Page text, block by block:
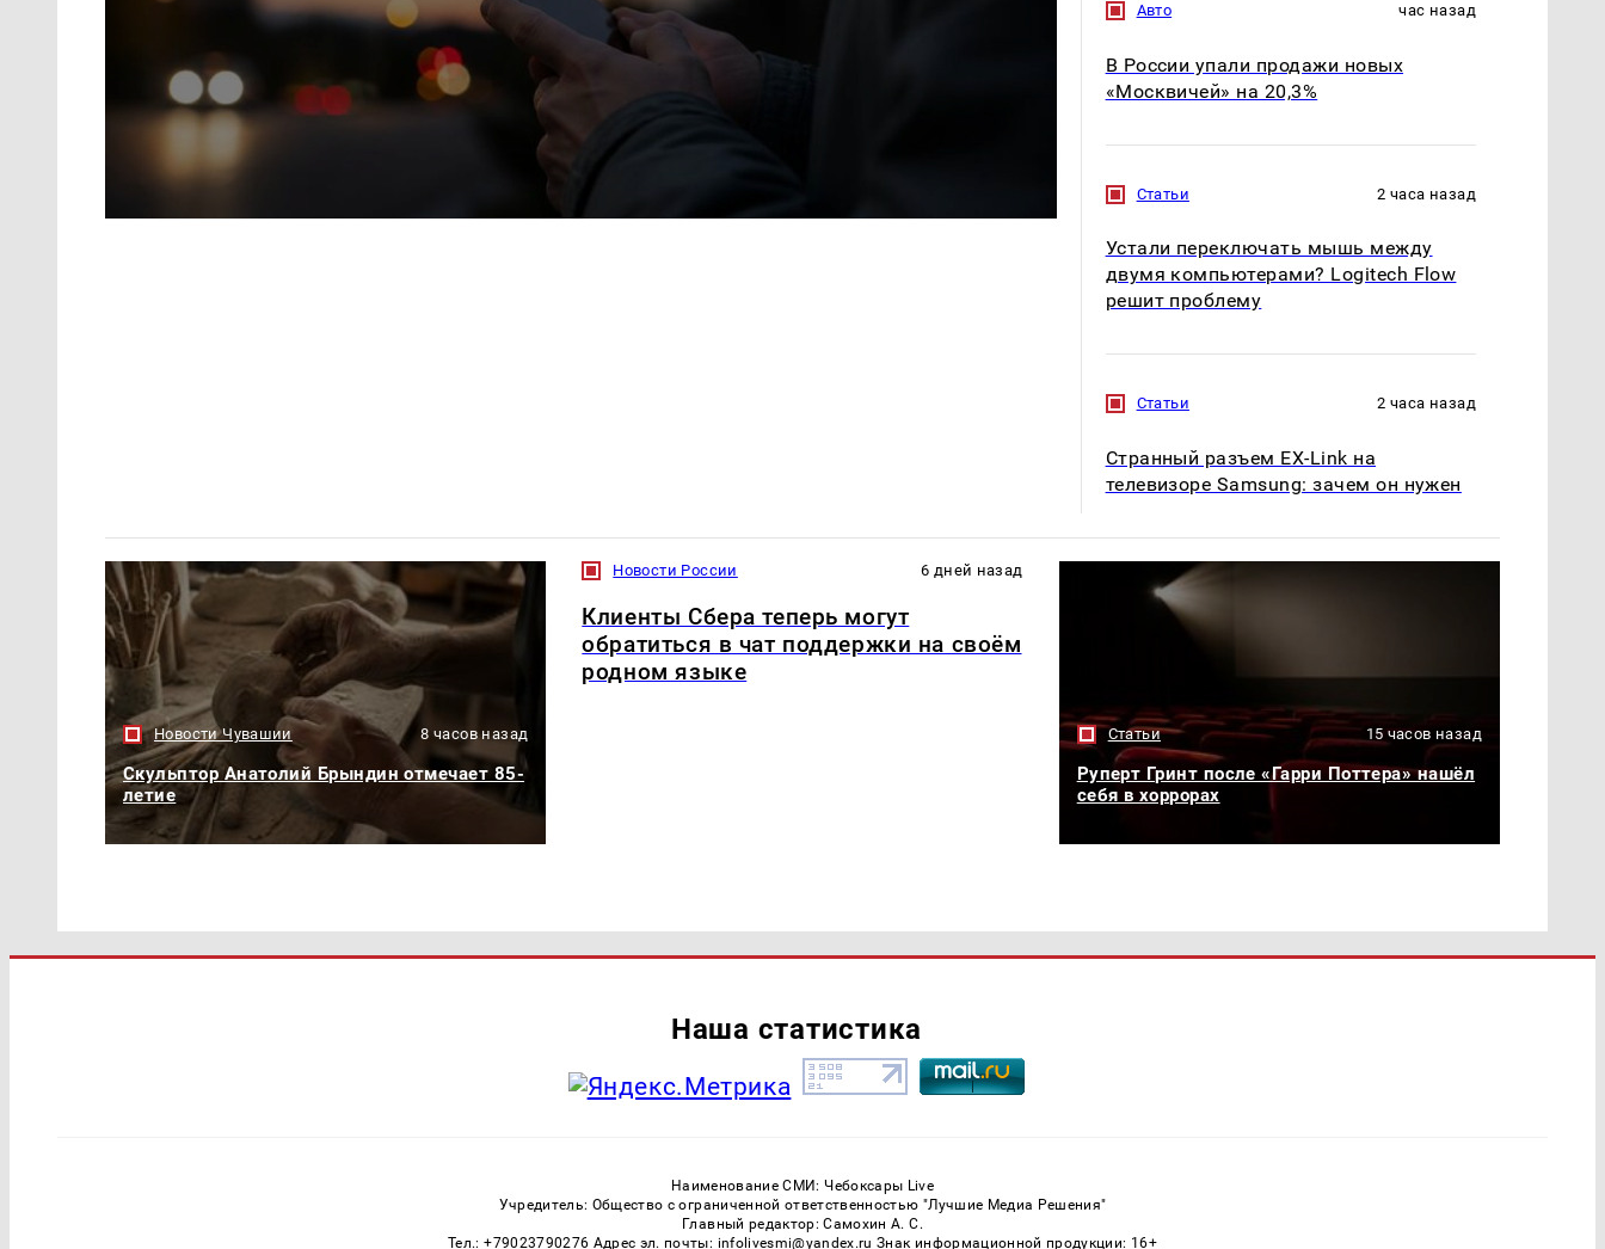
Авто час назад
В России упали продажи новых
«Москвичей» на 20,3%
Статьи 2 часа назад
Устали переключать мышь между
двумя компьютерами? Logitech Flow
решит проблему
Статьи 2 часа назад
Странный разъем EX-Link на
телевизоре Samsung: зачем он нужен
Новости Чувашии 8 часов назад
Скульптор Анатолий Брындин отмечает 85-
летие
Новости России 6 дней назад
Клиенты Сбера теперь могут
обратиться в чат поддержки на своём
родном языке
Статьи 15 часов назад
Руперт Гринт после «Гарри Поттера» нашёл
себя в хоррорах
Наша статистика
Наименование СМИ: Чебоксары Live
Учредитель: Общество с ограниченной ответственностью "Лучшие Медиа Решения"
Главный редактор: Самохин А. С.
Тел.: +79023790276 Адрес эл. почты: infolivesmi@yandex.ru Знак информационной продукции: 16+